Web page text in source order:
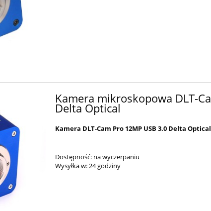
Kamera mikroskopowa DLT-
Delta Optical
Kamera DLT-Cam Pro 12MP USB 3.0 Delta Optical
Dostępność: na wyczerpaniu
Wysyłka w:24 godziny